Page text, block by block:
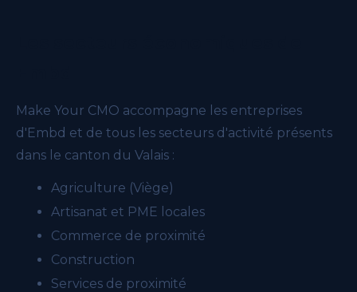
Make Your CMO accompagne les entreprises
d'Embd et de tous les secteurs d'activité présents
dans le canton du Valais :
Agriculture (Viège)
Artisanat et PME locales
Commerce de proximité
Construction
Services de proximité